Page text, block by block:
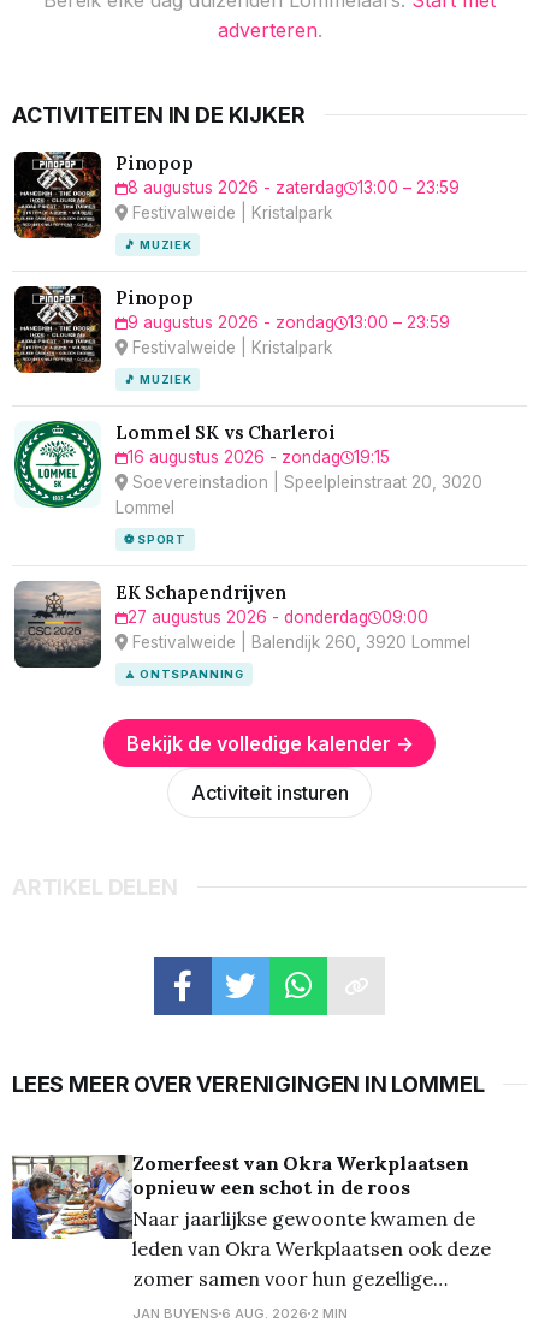
adverteren.
ACTIVITEITEN IN DE KIJKER
Pinopop
8 augustus 2026 - zaterdag
13:00 – 23:59
Festivalweide | Kristalpark
🎵 MUZIEK
Pinopop
9 augustus 2026 - zondag
13:00 – 23:59
Festivalweide | Kristalpark
🎵 MUZIEK
Lommel SK vs Charleroi
16 augustus 2026 - zondag
19:15
Soevereinstadion | Speelpleinstraat 20, 3020
Lommel
⚽ SPORT
EK Schapendrijven
27 augustus 2026 - donderdag
09:00
Festivalweide | Balendijk 260, 3920 Lommel
🧘 ONTSPANNING
Bekijk de volledige kalender →
Activiteit insturen
ARTIKEL DELEN
LEES MEER OVER VERENIGINGEN IN LOMMEL
Zomerfeest van Okra Werkplaatsen
opnieuw een schot in de roos
Naar jaarlijkse gewoonte kwamen de
leden van Okra Werkplaatsen ook deze
zomer samen voor hun gezellige
zomerfeest. De belangstelling was
JAN BUYENS 6 AUG. 2026 2 MIN